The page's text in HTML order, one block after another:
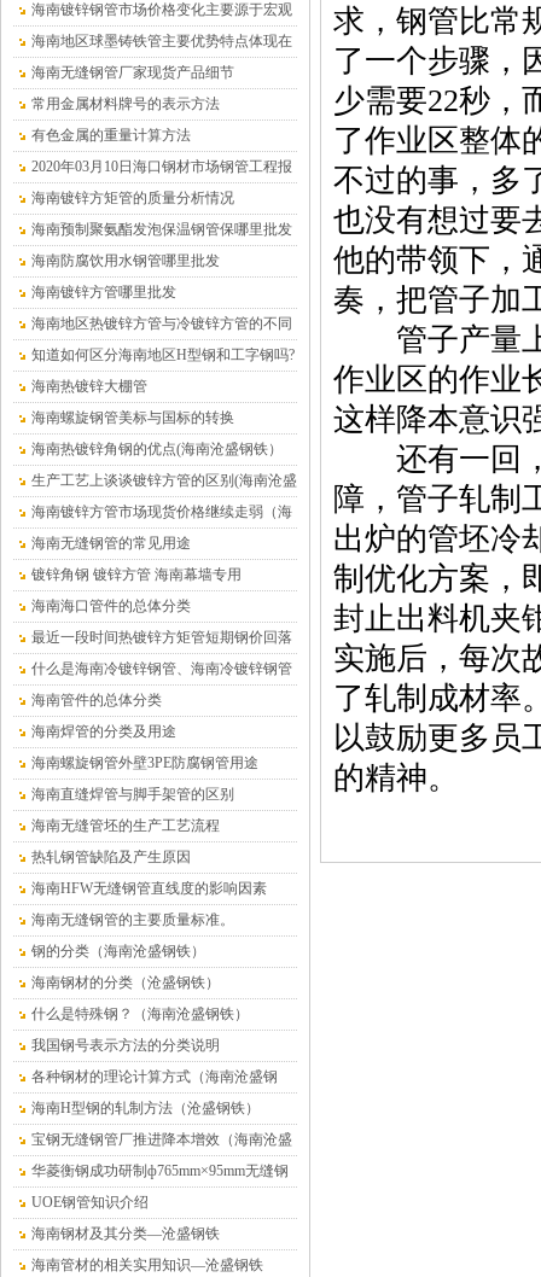
海南镀锌钢管市场价格变化主要源于宏观
供求关系的变化
海南地区球墨铸铁管主要优势特点体现在
哪儿
海南无缝钢管厂家现货产品细节
常用金属材料牌号的表示方法
有色金属的重量计算方法
2020年03月10日海口钢材市场钢管工程报
价表
海南镀锌方矩管的质量分析情况
海南预制聚氨酯发泡保温钢管保哪里批发
（温泉水专用）
海南防腐饮用水钢管哪里批发
海南镀锌方管哪里批发
海南地区热镀锌方管与冷镀锌方管的不同
在哪里
知道如何区分海南地区H型钢和工字钢吗?
海南热镀锌大棚管
海南螺旋钢管美标与国标的转换
海南热镀锌角钢的优点(海南沧盛钢铁）
生产工艺上谈谈镀锌方管的区别(海南沧盛
钢铁）
海南镀锌方管市场现货价格继续走弱（海
南沧盛钢铁）
海南无缝钢管的常见用途
镀锌角钢 镀锌方管 海南幕墙专用
海南海口管件的总体分类
最近一段时间热镀锌方矩管短期钢价回落
的趋势仍将延续（海南）
什么是海南冷镀锌钢管、海南冷镀锌钢管
介绍
海南管件的总体分类
海南焊管的分类及用途
海南螺旋钢管外壁3PE防腐钢管用途
海南直缝焊管与脚手架管的区别
海南无缝管坯的生产工艺流程
热轧钢管缺陷及产生原因
海南HFW无缝钢管直线度的影响因素
海南无缝钢管的主要质量标准。
钢的分类（海南沧盛钢铁）
海南钢材的分类（沧盛钢铁）
什么是特殊钢？（海南沧盛钢铁）
我国钢号表示方法的分类说明
各种钢材的理论计算方式（海南沧盛钢
铁）
海南H型钢的轧制方法（沧盛钢铁）
宝钢无缝钢管厂推进降本增效（海南沧盛
钢铁）
华菱衡钢成功研制ф765mm×95mm无缝钢
管（海南沧盛）
UOE钢管知识介绍
海南钢材及其分类—沧盛钢铁
海南管材的相关实用知识—沧盛钢铁
求，钢管比常
了一个步骤，
少需要22秒，
了作业区整体
不过的事，多
也没有想过要
他的带领下，
奏，把管子加
管子产量上
作业区的作业
这样降本意识
还有一回，
障，管子轧制
出炉的管坯冷
制优化方案，
封止出料机夹
实施后，每次
了轧制成材率
以鼓励更多员
的精神。